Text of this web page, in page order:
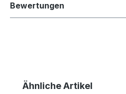
Bewertungen
Produktgalerie überspringen
Ähnliche Artikel